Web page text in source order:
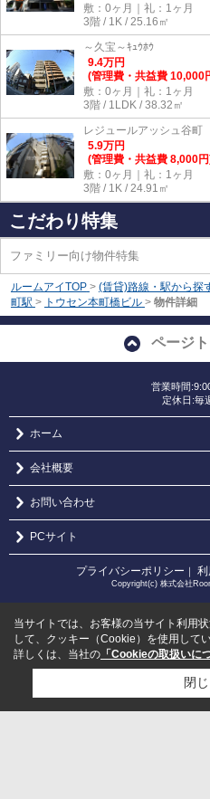
敷：0ヶ月｜礼：1ヶ月
3階 / 1K / 25.16㎡
～久宝～ｷｭｳﾎｳ
9.4万円
(管理費・共益費 10,000
敷：0ヶ月｜礼：1ヶ月
3階 / 1LDK / 38.32㎡
レジュールアッシュ谷町
5.9万円
(管理費・共益費 8,000
敷：0ヶ月｜礼：1ヶ月
3階 / 1K / 24.91㎡
こだわり特集
ファミリー向け物件特集
ルームアイTOP > (賃貸)路線・駅から探
町駅 > トウセン本町橋ビル > 物件詳細
ページ
営業時間
定休日:毎
ホーム
会社概要
お問い合わせ
PCサイト
プライバシーポリシー ｜ 利
Copyright(c) 株式会社
当サイトでは、お客様の当サイト利用
して、クッキー（Cookie）を使用してい
詳しくは、当社の 「Cookieの取扱いに
閉